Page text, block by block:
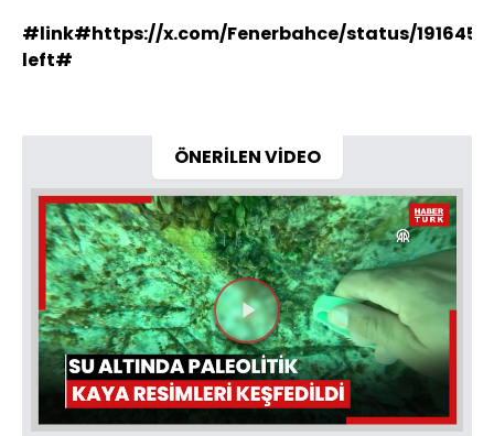
#link#https://x.com/Fenerbahce/status/
left#
ÖNERİLEN VİDEO
Videoyu
Oynat